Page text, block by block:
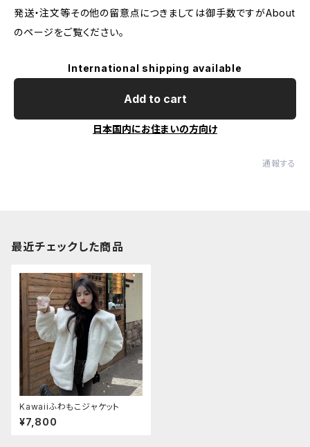
発送・注文等その他の留意点につきましては御手数ですがAbout
のページをご覧ください。
International shipping available
Add to cart
日本国内にお住まいの方向け
通報する
最近チェックした商品
Kawaiiふわもこジャケット
¥7,800